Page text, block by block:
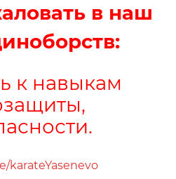
в наш
к навыкам
karateYasenevo